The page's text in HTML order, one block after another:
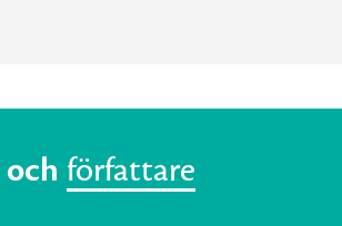
och författare